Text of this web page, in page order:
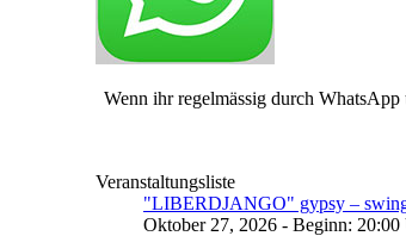
Wenn ihr regelmässig durch
Veranstaltungsliste
"LIBERDJANGO" gypsy –
Oktober 27, 2026 - Beginn: 20:00